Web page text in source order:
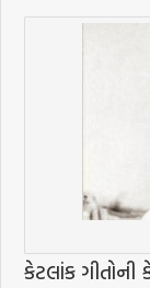
કેટલાંક